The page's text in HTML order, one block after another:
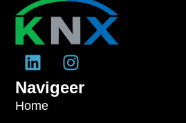
Navigeer
Home